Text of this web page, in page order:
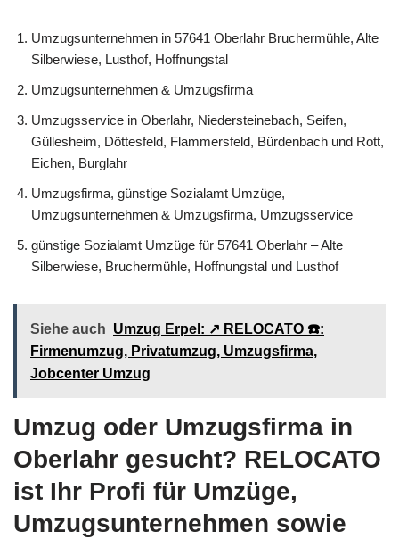
Umzugsunternehmen in 57641 Oberlahr Bruchermühle, Alte
Silberwiese, Lusthof, Hoffnungstal
Umzugsunternehmen & Umzugsfirma
Umzugsservice in Oberlahr, Niedersteinebach, Seifen,
Güllesheim, Döttesfeld, Flammersfeld, Bürdenbach und Rott,
Eichen, Burglahr
Umzugsfirma, günstige Sozialamt Umzüge,
Umzugsunternehmen & Umzugsfirma, Umzugsservice
günstige Sozialamt Umzüge für 57641 Oberlahr – Alte
Silberwiese, Bruchermühle, Hoffnungstal und Lusthof
Siehe auch Umzug Erpel: ↗️ RELOCATO ☎️:
Firmenumzug, Privatumzug, Umzugsfirma,
Jobcenter Umzug
Umzug oder Umzugsfirma in
Oberlahr gesucht? RELOCATO
ist Ihr Profi für Umzüge,
Umzugsunternehmen sowie